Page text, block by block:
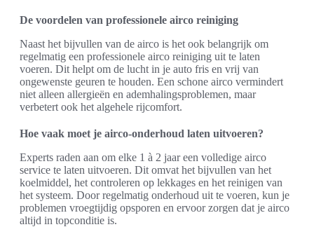
De voordelen van professionele airco reiniging
Naast het bijvullen van de airco is het ook belangrijk om
regelmatig een professionele airco reiniging uit te laten
voeren. Dit helpt om de lucht in je auto fris en vrij van
ongewenste geuren te houden. Een schone airco vermindert
niet alleen allergieën en ademhalingsproblemen, maar
verbetert ook het algehele rijcomfort.
Hoe vaak moet je airco-onderhoud laten uitvoeren?
Experts raden aan om elke 1 à 2 jaar een volledige airco
service te laten uitvoeren. Dit omvat het bijvullen van het
koelmiddel, het controleren op lekkages en het reinigen van
het systeem. Door regelmatig onderhoud uit te voeren, kun je
problemen vroegtijdig opsporen en ervoor zorgen dat je airco
altijd in topconditie is.